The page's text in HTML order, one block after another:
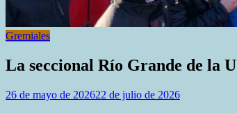
Gremiales
La seccional Río Grande de la
26 de mayo de 202622 de julio de 2026